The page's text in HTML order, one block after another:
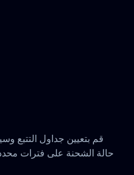
قم بتعيين جداول التتبع